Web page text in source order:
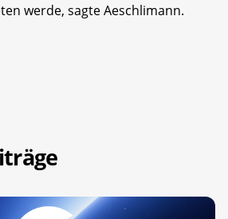
werde, sagte Aeschlimann.